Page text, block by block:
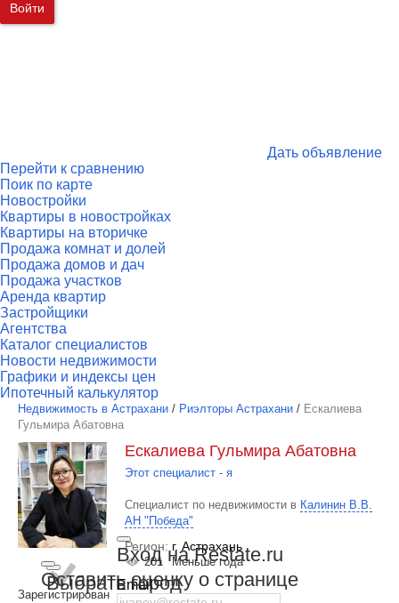
Войти
Дать объявление
Перейти к сравнению
Поик по карте
Новостройки
Квартиры в новостройках
Квартиры на вторичке
Продажа комнат и долей
Продажа домов и дач
Продажа участков
Аренда квартир
Застройщики
Агентства
Каталог специалистов
Новости недвижимости
Графики и индексы цен
Ипотечный калькулятор
Выбрать город
Вход на Restate.ru
Email
Недвижимость в Астрахани / Риэлторы Астрахани / Ескалиева
Гульмира Абатовна
Зарегистрирован
Ескалиева Гульмира Абатовна
Этот специалист - я
Специалист по недвижимости в Калинин В.В.
АН "Победа"
Регион: г. Астрахань
201 Меньше года
Оставить оценку о странице